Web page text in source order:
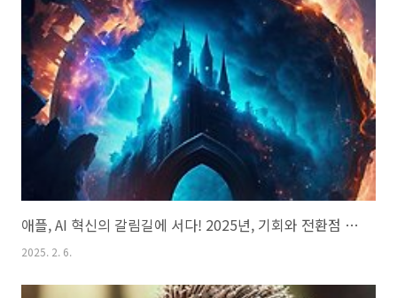
애플, AI 혁신의 갈림길에 서다! 2025년, 기회와 전환점 완벽 분석
2025. 2. 6.